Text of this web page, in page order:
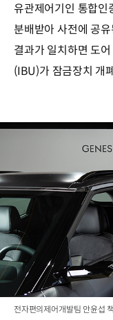
유관제어기인 통합인
분배받아 사전에 공
결과가 일치하면 도
(IBU)가 잠금장치 개
전자편의제어개발팀 안윤섭